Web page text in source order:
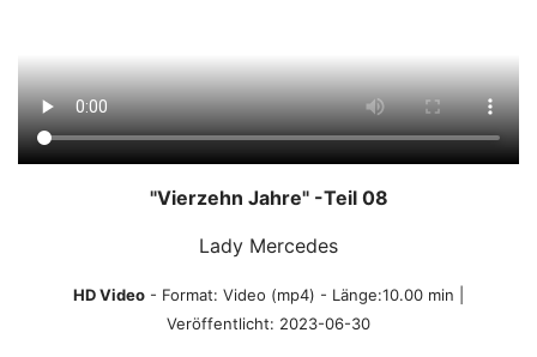
"Vierzehn Jahre" -Teil 08
Lady Mercedes
HD Video - Format: Video (mp4) - Länge:10.00 min |
Veröffentlicht: 2023-06-30